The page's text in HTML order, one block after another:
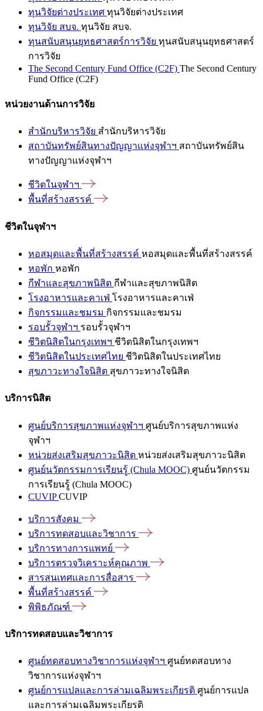
ทุนวิจัยต่างประเทศ ทุนวิจัยต่างประเทศ
ทุนวิจัย สบจ. ทุนวิจัย สบจ.
ทุนสนับสนุนยุทธศาสตร์การวิจัย ทุนสนับสนุนยุทธศาสตร์
การวิจัย
The Second Century Fund Office (C2F) The Second Century
Fund Office (C2F)
หน่วยงานด้านการวิจัย
สำนักบริหารวิจัย สำนักบริหารวิจัย
สถาบันทรัพย์สินทางปัญญาแห่งจุฬาฯ สถาบันทรัพย์สิน
ทางปัญญาแห่งจุฬาฯ
ชีวิตในจุฬาฯ
พื้นที่สร้างสรรค์
ชีวิตในจุฬาฯ
หอสมุดและพื้นที่สร้างสรรค์ หอสมุดและพื้นที่สร้างสรรค์
หอพัก หอพัก
กีฬาและสุขภาพนิสิต กีฬาและสุขภาพนิสิต
โรงอาหารและคาเฟ่ โรงอาหารและคาเฟ่
กิจกรรมและชมรม กิจกรรมและชมรม
รอบรั้วจุฬาฯ รอบรั้วจุฬาฯ
ชีวิตนิสิตในกรุงเทพฯ ชีวิตนิสิตในกรุงเทพฯ
ชีวิตนิสิตในประเทศไทย ชีวิตนิสิตในประเทศไทย
สุขภาวะทางใจนิสิต สุขภาวะทางใจนิสิต
บริการนิสิต
ศูนย์บริการสุขภาพแห่งจุฬาฯ ศูนย์บริการสุขภาพแห่ง
จุฬาฯ
หน่วยส่งเสริมสุขภาวะนิสิต หน่วยส่งเสริมสุขภาวะนิสิต
ศูนย์นวัตกรรมการเรียนรู้ (Chula MOOC) ศูนย์นวัตกรรม
การเรียนรู้ (Chula MOOC)
CUVIPCUVIP
บริการสังคม
บริการทดสอบและวิชาการ
บริการทางการแพทย์
บริการตรวจวิเคราะห์คุณภาพ
สารสนเทศและการสื่อสาร
พื้นที่สร้างสรรค์
พิพิธภัณฑ์
บริการทดสอบและวิชาการ
ศูนย์ทดสอบทางวิชาการแห่งจุฬาฯ ศูนย์ทดสอบทาง
วิชาการแห่งจุฬาฯ
ศูนย์การแปลและการล่ามเฉลิมพระเกียรติ ศูนย์การแปล
และการล่ามเฉลิมพระเกียรติ